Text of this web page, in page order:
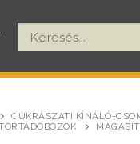
CUKRÁSZATI KÍNÁLÓ-